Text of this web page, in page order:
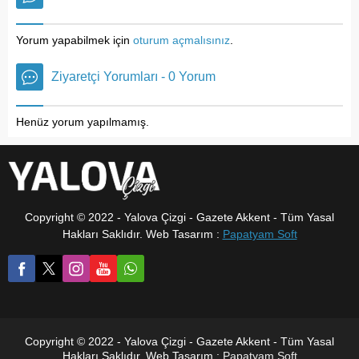
altında kalın olarak bu
eklenmemişse bu alan boş
sağlığı hizmetlerinin
güvenli ve kaliteli doğum
“Anne Dostu Hastane”
Yorum yapabilmek için oturum açmalısınız
Ziyaretçi Yorumları - 0 Yorum
Henüz yorum yapılmamış.
Copyright © 2022 - Yalova Çizgi - Gazete Akkent - Tüm Yasal
Hakları Saklıdır. Web Tasarım : Papatyam Soft
Copyright © 2022 - Yalova Çizgi - Gazete Akkent - Tüm Yasal
Hakları Saklıdır. Web Tasarım : Papatyam Soft